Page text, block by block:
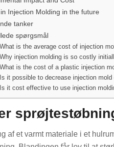
Injection Molding in the future
tanker
spørgsmål
is the average cost of injection
injection molding is so costly
is the cost of a plastic injection
it possible to decrease injection mold
it cost effective to use injection
af et varmt materiale i et